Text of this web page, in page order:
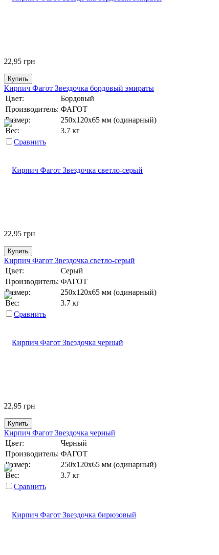
22,95 грн
Купить
Кирпич Фагот Звездочка бордовый эмираты
Цвет:
Бордовый
Производитель: ФАГОТ
Размер:
250х120х65 мм (одинарный)
Вес:
3.7 кг
Сравнить
22,95 грн
Купить
Кирпич Фагот Звездочка светло-серый
Цвет:
Серый
Производитель: ФАГОТ
Размер:
250х120х65 мм (одинарный)
Вес:
3.7 кг
Сравнить
22,95 грн
Купить
Кирпич Фагот Звездочка черный
Цвет:
Черный
Производитель: ФАГОТ
Размер:
250х120х65 мм (одинарный)
Вес:
3.7 кг
Сравнить